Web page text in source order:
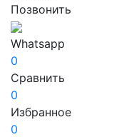
Позвонить
Whatsapp
0
Сравнить
0
Избранное
0